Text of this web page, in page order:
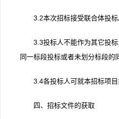
3.2本次招标接受联合体投
3.3投标人不能作为其它投
同一标段投标或者未划分标段
3.4各投标人可就本招标项
四、招标文件的获取